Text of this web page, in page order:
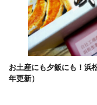
お土産にも夕飯にも！浜
年更新）